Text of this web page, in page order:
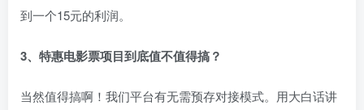
到一个15元的利润。
3、特惠电影票项目到底值不值得搞？
当然值得搞啊！我们平台有无需预存对接模式。用大白话讲